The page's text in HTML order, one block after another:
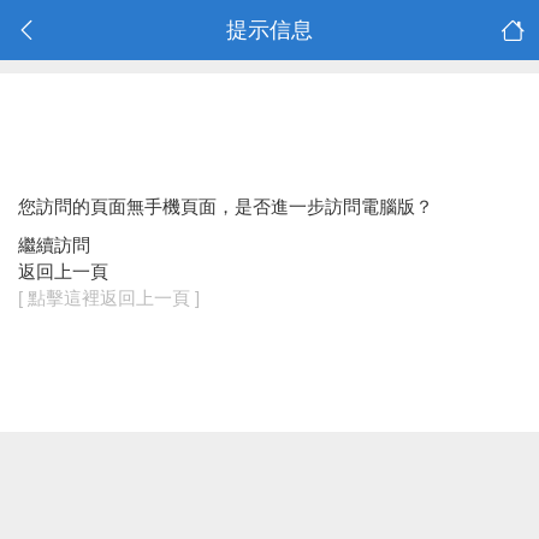
提示信息
您訪問的頁面無手機頁面，是否進一步訪問電腦版？
繼續訪問
返回上一頁
[ 點擊這裡返回上一頁 ]